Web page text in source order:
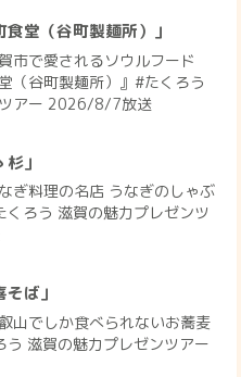
食堂（谷町製麺所）」
市で愛されるソウルフード
（谷町製麺所）』#たくろう
アー 2026/8/7放送
」
ぎ料理の名店 うなぎのしゃぶ
くろう 滋賀の魅力プレゼンツ
ば」
山でしか食べられないお蕎麦
う 滋賀の魅力プレゼンツアー